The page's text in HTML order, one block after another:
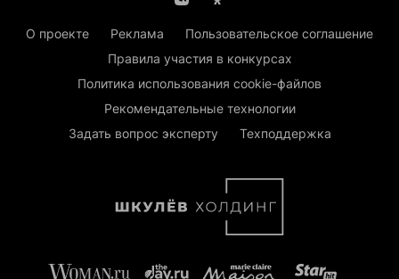
О проекте Реклама
Пользовательское соглашение
Правила участия в конкурсах
Политика использования cookie-файлов
Рекомендательные технологии
Задать вопрос эксперту
Техподдержка